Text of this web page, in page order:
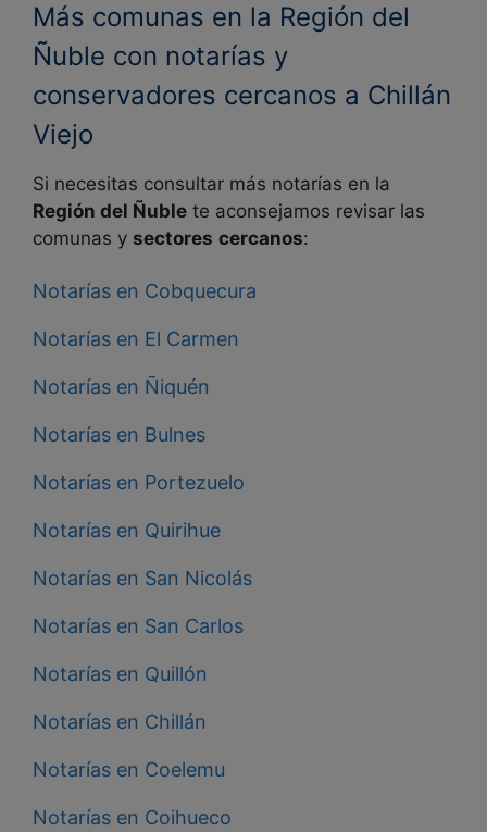
Más comunas en la Región del
Ñuble con notarías y
conservadores cercanos a Chillán
Viejo
Si necesitas consultar más notarías en la
Región del Ñuble te aconsejamos revisar las
comunas y sectores cercanos:
Notarías en Cobquecura
Notarías en El Carmen
Notarías en Ñiquén
Notarías en Bulnes
Notarías en Portezuelo
Notarías en Quirihue
Notarías en San Nicolás
Notarías en San Carlos
Notarías en Quillón
Notarías en Chillán
Notarías en Coelemu
Notarías en Coihueco